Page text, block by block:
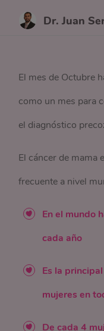
Dr. Juan
El mes de Octubre
como un mes para
el diagnóstico
El cáncer de mama
frecuente a nivel
En el mundo
cada año
Es la
mujeres en
De cada 4